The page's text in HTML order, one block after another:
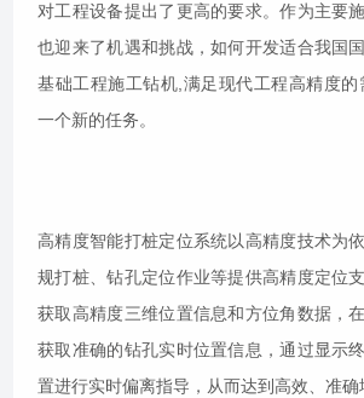
对工程设备提出了更高的要求。作为主要
也迎来了机遇和挑战，如何开发适合我国
基础工程施工钻机,满足现代工程高精度
一个新的任务。
高精度智能打桩定位系统以高精度技术为
规打桩、钻孔定位作业等提供高精度定位
获取高精度三维位置信息和方位角数据，
获取准确的钻孔实时位置信息，通过显示
置进行实时偏离指导，从而达到高效、准确